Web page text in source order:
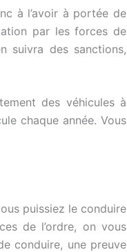
à l’avoir à portée de
par les forces de
suivra des sanctions,
des véhicules à
chaque année. Vous
puissiez le conduire
de l’ordre, on vous
conduire, une preuve